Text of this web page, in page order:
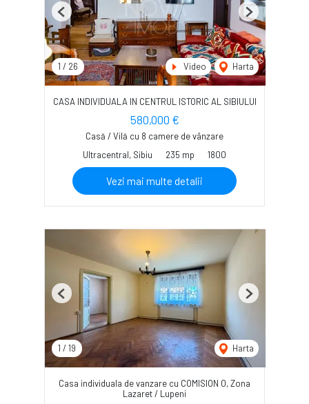
1 / 26 Video Harta
Previous Next
CASA INDIVIDUALA IN CENTRUL ISTORIC AL SIBIULUI
580,000 €
Casă / Vilă cu 8 camere de vânzare
Ultracentral, Sibiu
235 mp 1800
Vezi mai multe detalii
1 / 19 Harta
Previous Next
Casa individuala de vanzare cu COMISION 0, Zona
Lazaret / Lupeni